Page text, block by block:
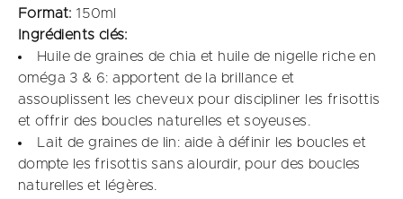
Format: 150ml
Ingrédients clés:
Huile de graines de chia et huile de nigelle riche en
oméga 3 & 6: apportent de la brillance et
assouplissent les cheveux pour discipliner les frisottis
et offrir des boucles naturelles et soyeuses​.
Lait de graines de lin: aide à définir les boucles et
dompte les frisottis sans alourdir, pour des boucles
naturelles et légères.